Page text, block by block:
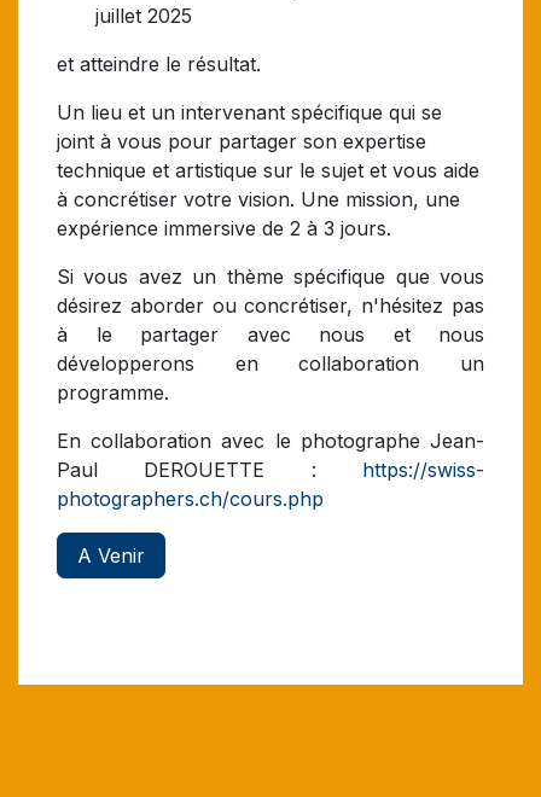
juillet 2025
et atteindre le résultat.
Un lieu et un intervenant spécifique qui se
joint à vous pour partager son expertise
technique et artistique sur le sujet et vous aide
à concrétiser votre vision. Une mission, une
expérience immersive de 2 à 3 jours.
Si vous avez un thème spécifique que vous
désirez aborder ou concrétiser, n'hésitez pas
à le partager avec nous et nous
développerons en collaboration un
programme.
En collaboration avec le photographe Jean-
Paul DEROUETTE : https://swiss-
photographers.ch/cours.php
A Venir